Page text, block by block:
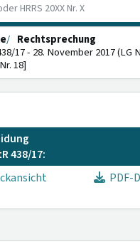
Rechtsprechung
17 - 28. November 2017 (LG
18]
438/17:
PDF-